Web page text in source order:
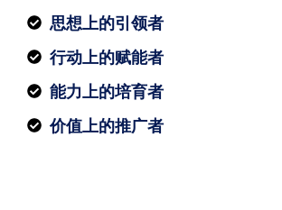
思想上的引领者
行动上的赋能者
能力上的培育者
价值上的推广者